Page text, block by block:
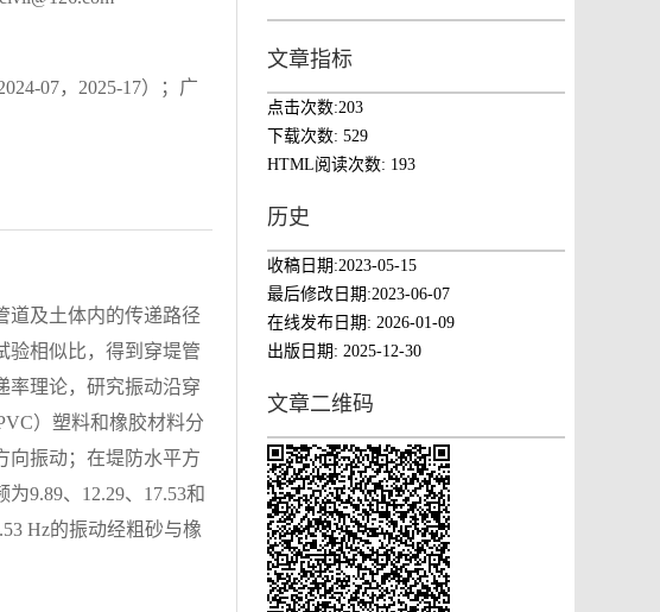
07，2025-17）；广
道及土体内的传递路径
验相似比，得到穿堤管
率理论，研究振动沿穿
）塑料和橡胶材料分
向振动；在堤防水平方
9.89、12.29、17.53和
Hz的振动经粗砂与橡
文章指标
点击次数:203
下载次数: 529
HTML阅读次数: 193
历史
收稿日期:2023-05-15
最后修改日期:2023-06-07
在线发布日期: 2026-01-09
出版日期: 2025-12-30
文章二维码